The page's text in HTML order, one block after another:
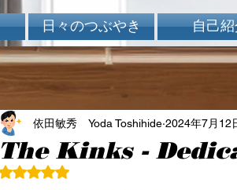
日々のつぶやき 自己
The Kinks -
依田敏秀 Yoda Toshihide 2024年7月12
5つ星のうちNaNと評価されています。